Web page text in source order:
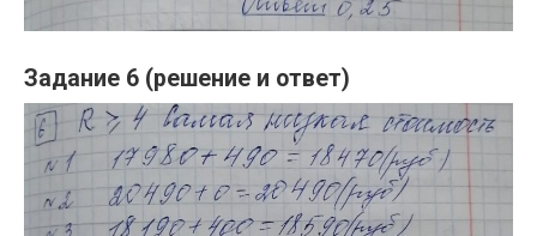
Задание 6 (решение и ответ)